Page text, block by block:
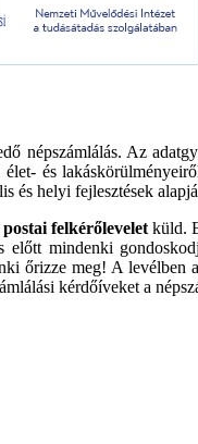
népszámlálás. Az
és
és helyi fejlesztések
postai felkérőlevelet küld.
mindenki
meg! A levélben
kérdőíveket a